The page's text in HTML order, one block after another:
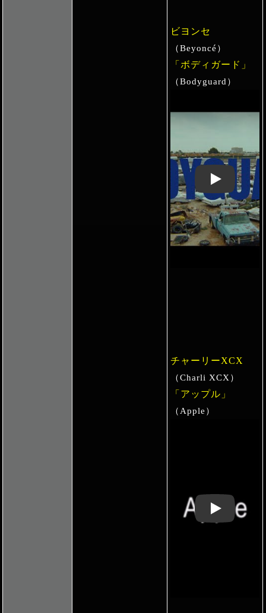
ビヨンセ
（Beyoncé）
「ボディガード」
（Bodyguard）
Play: Keynote
チャーリーXCX
（Charli XCX）
「アップル」
（Apple）
Play: Keynote